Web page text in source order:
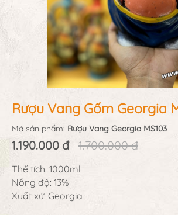
Rượu Vang Gốm Georgia
Mã sản phẩm: Rượu Vang Georgia MS103
1.190.000 đ 1.700.000 đ
Thể tích: 1000ml
Nồng độ: 13%
Xuất xứ: Georgia